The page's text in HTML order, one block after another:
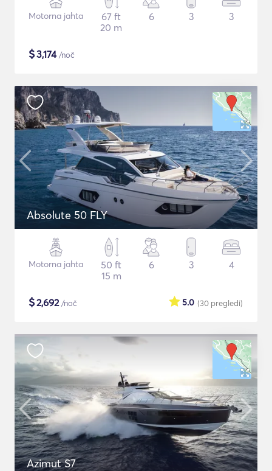
Motorna jahta
67 ft
20 m
6 3 3
$3,174/noč
Absolute 50 FLY
Motorna jahta
50 ft
15 m
6 3 4
$2,692/noč (30 pregledi)
5.0
Azimut S7